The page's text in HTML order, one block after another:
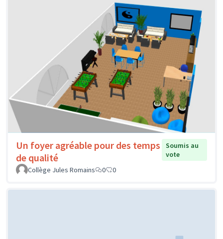
Un foyer agréable pour des temps
de qualité
Soumis au
vote
Collège Jules Romains
0 0